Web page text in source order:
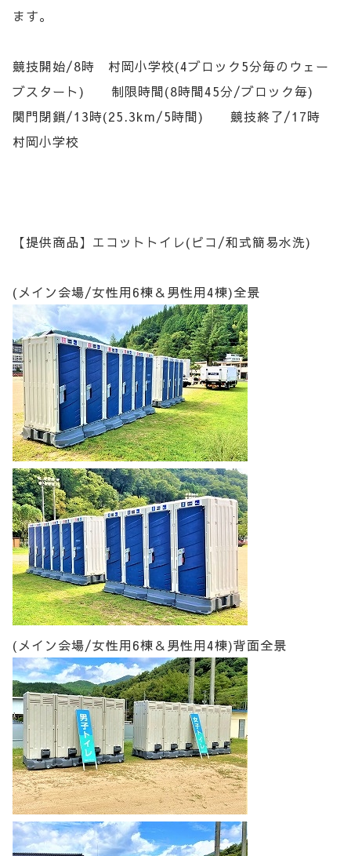
ます。
競技開始/8時 村岡小学校(4ブロック5分毎のウェー
ブスタート) 制限時間(8時間45分/ブロック毎)
関門閉鎖/13時(25.3km/5時間) 競技終了/17時
村岡小学校
【提供商品】エコットトイレ(ピコ/和式簡易水洗)
(メイン会場/女性用6棟＆男性用4棟)全景
(メイン会場/女性用6棟＆男性用4棟)背面全景